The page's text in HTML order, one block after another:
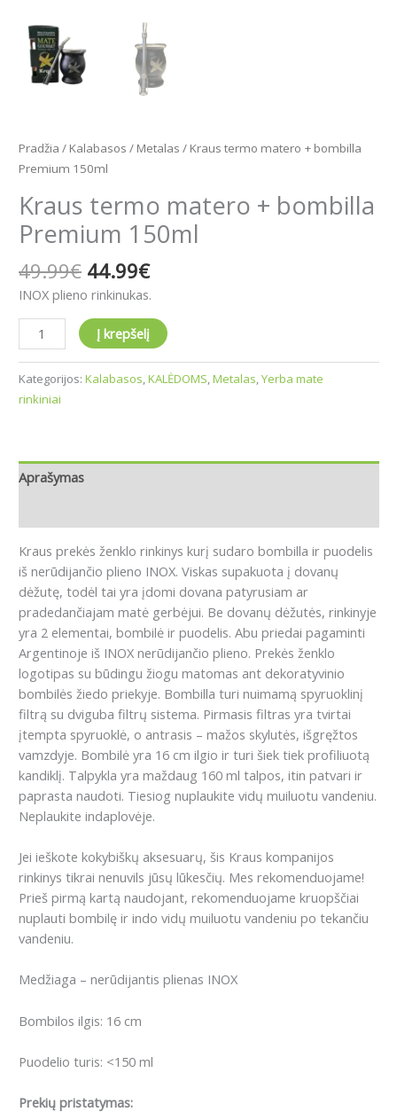
Pradžia / Kalabasos / Metalas / Kraus termo matero + bombilla
Premium 150ml
Kraus termo matero + bombilla
Premium 150ml
49.99€ 44.99€
INOX plieno rinkinukas.
Į krepšelį
Kategorijos: Kalabasos,KALĖDOMS,Metalas,Yerba mate
rinkiniai
Aprašymas
Kraus prekės ženklo rinkinys kurį sudaro bombilla ir puodelis
iš nerūdijančio plieno INOX. Viskas supakuota į dovanų
dėžutę, todėl tai yra įdomi dovana patyrusiam ar
pradedančiajam matė gerbėjui. Be dovanų dėžutės, rinkinyje
yra 2 elementai, bombilė ir puodelis. Abu priedai pagaminti
Argentinoje iš INOX nerūdijančio plieno. Prekės ženklo
logotipas su būdingu žiogu matomas ant dekoratyvinio
bombilės žiedo priekyje. Bombilla turi nuimamą spyruoklinį
filtrą su dviguba filtrų sistema. Pirmasis filtras yra tvirtai
įtempta spyruoklė, o antrasis – mažos skylutės, išgręžtos
vamzdyje. Bombilė yra 16 cm ilgio ir turi šiek tiek profiliuotą
kandiklį. Talpykla yra maždaug 160 ml talpos, itin patvari ir
paprasta naudoti. Tiesiog nuplaukite vidų muiluotu vandeniu.
Neplaukite indaplovėje.
Jei ieškote kokybiškų aksesuarų, šis Kraus kompanijos
rinkinys tikrai nenuvils jūsų lūkesčių. Mes rekomenduojame!
Prieš pirmą kartą naudojant, rekomenduojame kruopščiai
nuplauti bombilę ir indo vidų muiluotu vandeniu po tekančiu
vandeniu.
Medžiaga – nerūdijantis plienas INOX
Bombilos ilgis: 16 cm
Puodelio turis: <150 ml
Prekių pristatymas: